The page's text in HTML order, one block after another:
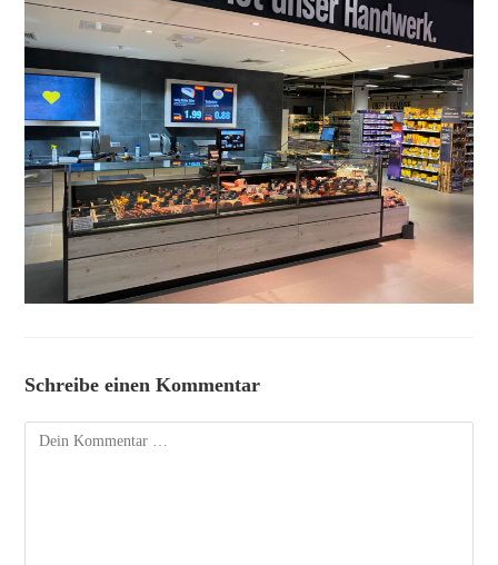
Schreibe einen Kommentar